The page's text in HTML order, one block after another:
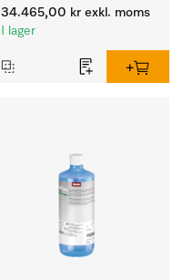
pentryn och diskrum.
34.465,00 kr exkl. moms
I lager